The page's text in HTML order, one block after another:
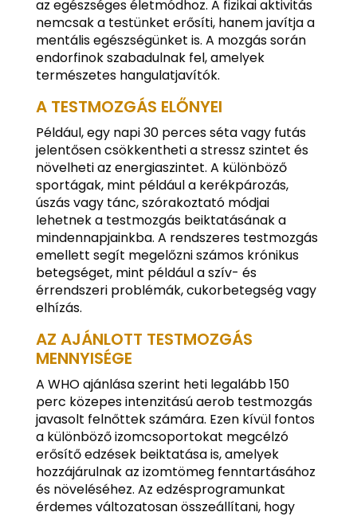
az egészséges életmódhoz. A fizikai aktivitás
nemcsak a testünket erősíti, hanem javítja a
mentális egészségünket is. A mozgás során
endorfinok szabadulnak fel, amelyek
természetes hangulatjavítók.
A TESTMOZGÁS ELŐNYEI
Például, egy napi 30 perces séta vagy futás
jelentősen csökkentheti a stressz szintet és
növelheti az energiaszintet. A különböző
sportágak, mint például a kerékpározás,
úszás vagy tánc, szórakoztató módjai
lehetnek a testmozgás beiktatásának a
mindennapjainkba. A rendszeres testmozgás
emellett segít megelőzni számos krónikus
betegséget, mint például a szív- és
érrendszeri problémák, cukorbetegség vagy
elhízás.
AZ AJÁNLOTT TESTMOZGÁS
MENNYISÉGE
A WHO ajánlása szerint heti legalább 150
perc közepes intenzitású aerob testmozgás
javasolt felnőttek számára. Ezen kívül fontos
a különböző izomcsoportokat megcélzó
erősítő edzések beiktatása is, amelyek
hozzájárulnak az izomtömeg fenntartásához
és növeléséhez. Az edzésprogramunkat
érdemes változatosan összeállítani, hogy